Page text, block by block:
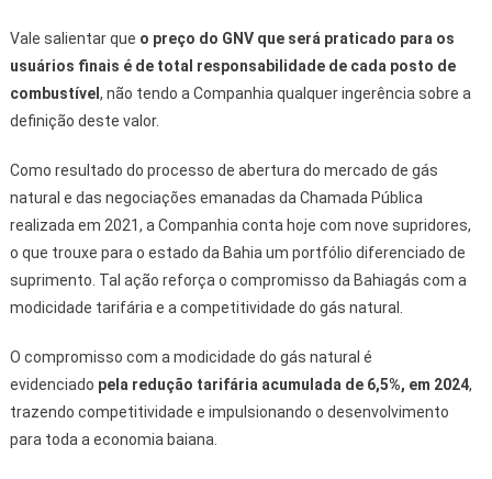
Vale salientar que o preço do GNV que será praticado para os
usuários finais é de total responsabilidade de cada posto de
combustível , não tendo a Companhia qualquer ingerência sobre a
definição deste valor.
Como resultado do processo de abertura do mercado de gás
natural e das negociações emanadas da Chamada Pública
realizada em 2021, a Companhia conta hoje com nove supridores,
o que trouxe para o estado da Bahia um portfólio diferenciado de
suprimento. Tal ação reforça o compromisso da Bahiagás com a
modicidade tarifária e a competitividade do gás natural.
O compromisso com a modicidade do gás natural é
evidenciado pela redução tarifária acumulada de 6,5%, em 2024,
trazendo competitividade e impulsionando o desenvolvimento
para toda a economia baiana.